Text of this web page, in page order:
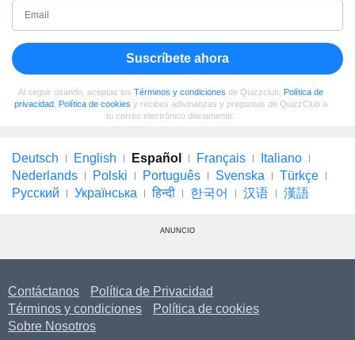
Suscríbete ahora
Al seguir usando, aceptas los Términos y condiciones de Quizzclub, Política de
privacidad, Política de cookies y recibes adivinanzas y preguntas de QuizzClub a
tu correo electrónico diariamente.
Deutsch English Español Français
Italiano
Nederlands
Polski Português Svenska
Türkçe
Русский
Українська हिन्दी 한국어 汉语 漢語
ANUNCIO
Contáctanos
Política de Privacidad
Términos y condiciones
Política de cookies
Sobre Nosotros